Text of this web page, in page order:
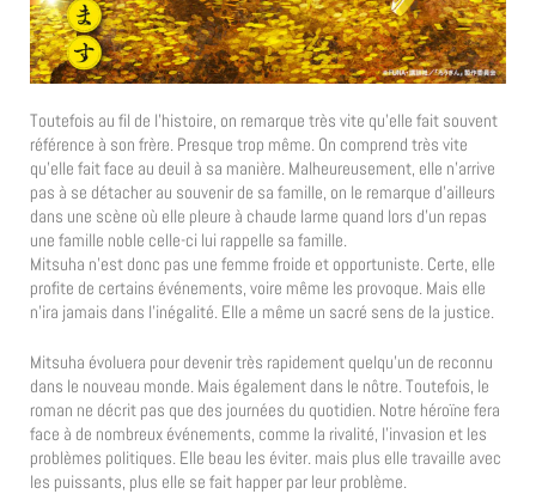
Toutefois au fil de l’histoire, on remarque très vite qu’elle fait souvent
référence à son frère. Presque trop même. On comprend très vite
qu’elle fait face au deuil à sa manière. Malheureusement, elle n’arrive
pas à se détacher au souvenir de sa famille, on le remarque d’ailleurs
dans une scène où elle pleure à chaude larme quand lors d’un repas
une famille noble celle-ci lui rappelle sa famille.
Mitsuha n’est donc pas une femme froide et opportuniste. Certe, elle
profite de certains événements, voire même les provoque. Mais elle
n’ira jamais dans l’inégalité. Elle a même un sacré sens de la justice.
Mitsuha évoluera pour devenir très rapidement quelqu’un de reconnu
dans le nouveau monde. Mais également dans le nôtre. Toutefois, le
roman ne décrit pas que des journées du quotidien. Notre héroïne fera
face à de nombreux événements, comme la rivalité, l’invasion et les
problèmes politiques. Elle beau les éviter. mais plus elle travaille avec
les puissants, plus elle se fait happer par leur problème.